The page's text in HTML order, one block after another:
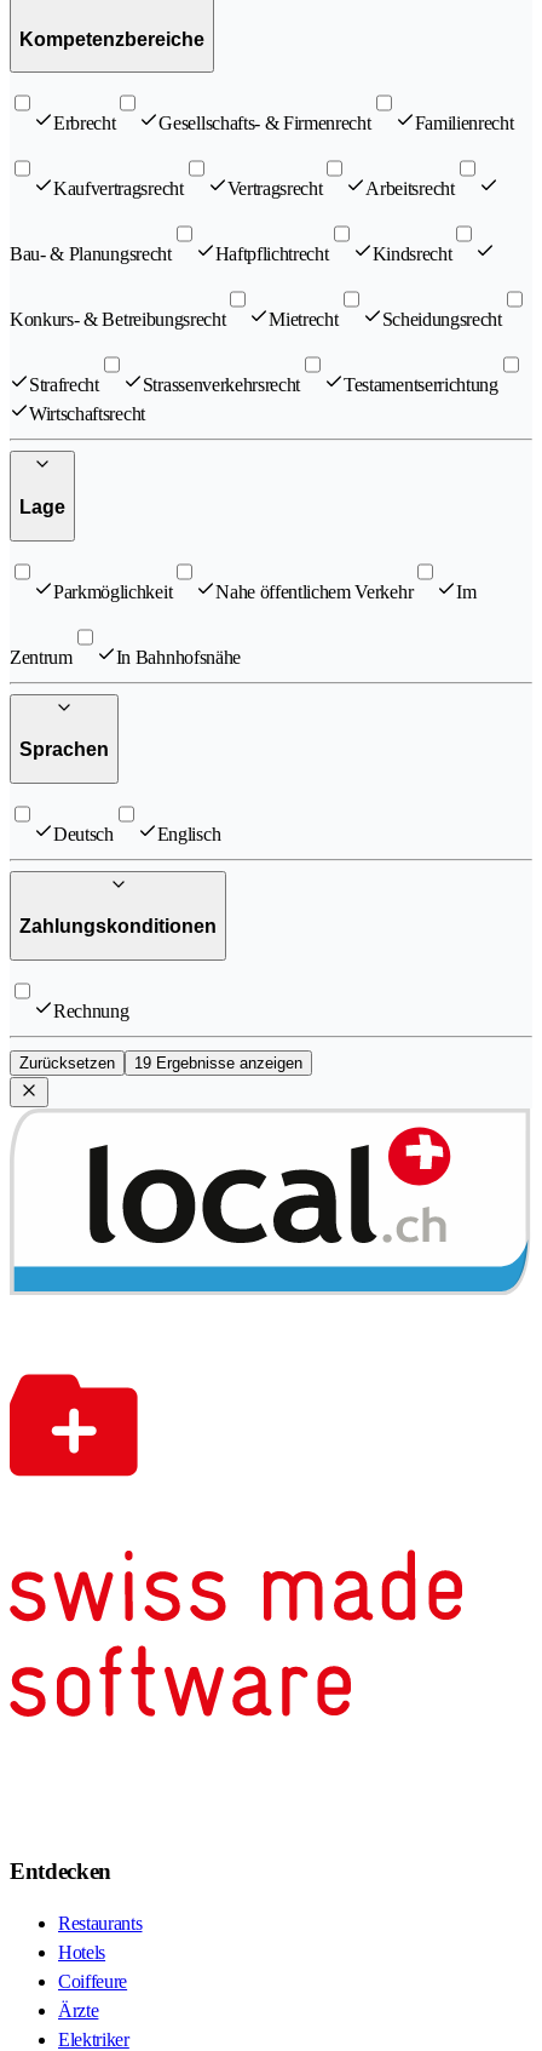
Kompetenzbereiche
Erbrecht Gesellschafts- & Firmenrecht Familienrecht
Kaufvertragsrecht Vertragsrecht Arbeitsrecht
Bau- & Planungsrecht Haftpflichtrecht Kindsrecht
Konkurs- & Betreibungsrecht Mietrecht Scheidungsrecht
Strafrecht Strassenverkehrsrecht
Testamentserrichtung
Wirtschaftsrecht
Lage
Parkmöglichkeit Nahe öffentlichem Verkehr Im
Zentrum In Bahnhofsnähe
Sprachen
Deutsch Englisch
Zahlungskonditionen
Rechnung
Zurücksetzen 19 Ergebnisse anzeigen
Entdecken
Restaurants
Hotels
Coiffeure
Ärzte
Elektriker